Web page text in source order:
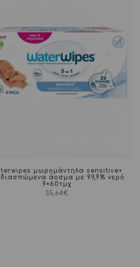
μωρομάντηλα sensitive+
άοσμα με 99,9% νερό
9×60τμχ
35,64€